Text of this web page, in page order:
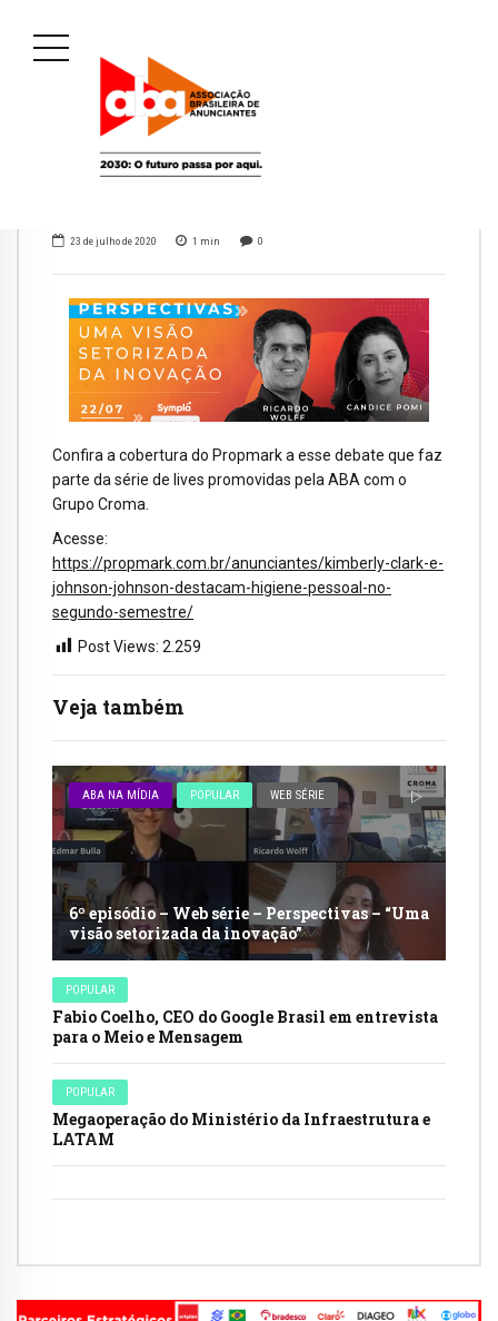
Veja também
ABA NA MÍDIA POPULAR WEB SÉRIE
6º episódio – Web série – Perspectivas – “Uma
visão setorizada da inovação”
POPULAR
Fabio Coelho, CEO do Google Brasil em entrevista
para o Meio e Mensagem
POPULAR
Megaoperação do Ministério da Infraestrutura e
LATAM
23 de julho de 2020 1 min 0
Confira a cobertura do Propmark a esse debate que faz
parte da série de lives promovidas pela ABA com o
Grupo Croma.
Acesse:
https://propmark.com.br/anunciantes/kimberly-clark-e-
johnson-johnson-destacam-higiene-pessoal-no-
segundo-semestre/
Post Views: 2.259